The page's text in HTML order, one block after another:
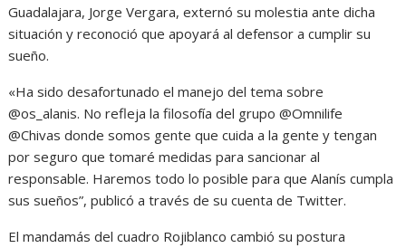
Guadalajara, Jorge Vergara, externó su molestia ante dicha
situación y reconoció que apoyará al defensor a cumplir su
sueño.
«Ha sido desafortunado el manejo del tema sobre
@os_alanis. No refleja la filosofía del grupo @Omnilife
@Chivas donde somos gente que cuida a la gente y tengan
por seguro que tomaré medidas para sancionar al
responsable. Haremos todo lo posible para que Alanís cumpla
sus sueños”, publicó a través de su cuenta de Twitter.
El mandamás del cuadro Rojiblanco cambió su postura